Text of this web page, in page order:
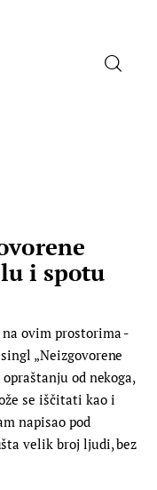
i spotu
ovim prostorima -
„Neizgovorene
od nekoga,
se iščitati kao i
napisao pod
velik broj ljudi, bez